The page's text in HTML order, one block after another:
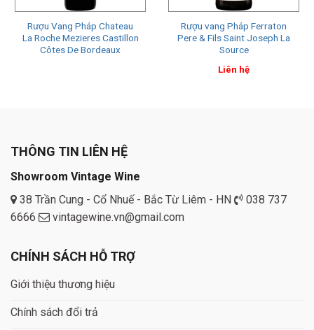
Rượu Vang Pháp Chateau
La Roche Mezieres Castillon
Côtes De Bordeaux
Rượu vang Pháp Ferraton
Pere & Fils Saint Joseph La
Source
Liên hệ
THÔNG TIN LIÊN HỆ
Showroom Vintage Wine
38 Trần Cung - Cổ Nhuế - Bắc Từ Liêm - HN
038 737
6666
vintagewine.vn@gmail.com
CHÍNH SÁCH HỖ TRỢ
Giới thiệu thương hiệu
Chính sách đổi trả